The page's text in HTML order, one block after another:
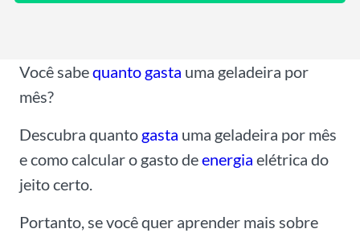
Você sabequanto gasta uma geladeira por
mês?
Descubra quanto gasta uma geladeira por mês
e como calcular o gasto deenergia elétrica do
jeito certo.
Portanto, se você quer aprender mais sobre